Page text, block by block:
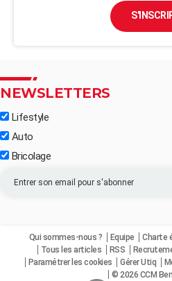
NEWSLETTERS
Lifestyle
Auto
Bricolage
Qui sommes-nous ? Equipe Charte
Tous les articles
RSS
Paramétrer les cookies
Gérer Utiq
© 2026 CCM